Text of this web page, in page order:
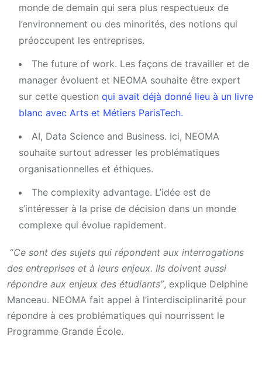
monde de demain qui sera plus respectueux de
l’environnement ou des minorités, des notions qui
préoccupent les entreprises.
The future of work. Les façons de travailler et de
manager évoluent et NEOMA souhaite être expert
sur cette question qui avait déjà donné lieu à un livre
blanc avec Arts et Métiers ParisTech.
AI, Data Science and Business. Ici, NEOMA
souhaite surtout adresser les problématiques
organisationnelles et éthiques.
The complexity advantage. L’idée est de
s’intéresser à la prise de décision dans un monde
complexe qui évolue rapidement.
“Ce sont des sujets qui répondent aux interrogations
des entreprises et à leurs enjeux. Ils doivent aussi
répondre aux enjeux des étudiants”, explique Delphine
Manceau. NEOMA fait appel à l’interdisciplinarité pour
répondre à ces problématiques qui nourrissent le
Programme Grande École.